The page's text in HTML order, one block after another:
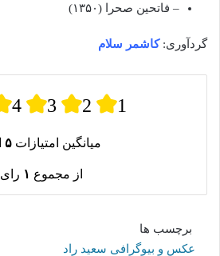
– فاتحین صحرا (۱۳۵۰)
گردآوری: کاشمر سلام
4 3 2 1
میانگین امتیازات ۵
از مجموع ۱ رای
برچسب ها
عکس و بیوگرافی سعید راد